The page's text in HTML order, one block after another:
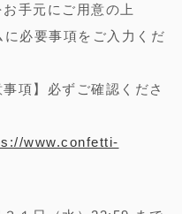
手元にご用意の上
要事項をご入力くだ
】必ずご確認くださ
www.confetti-